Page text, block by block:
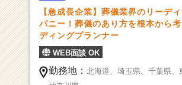
【急成長企業】葬儀業界のリーデ
パニー！葬儀のあり方を根本から
ディングプランナー
WEB面談 OK
勤務地： 北海道、 埼玉県、 千葉県、